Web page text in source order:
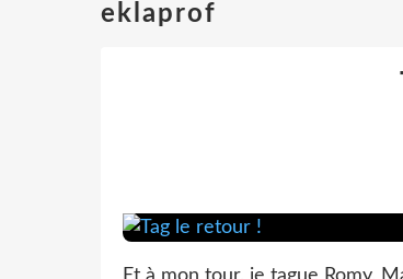
eklaprof